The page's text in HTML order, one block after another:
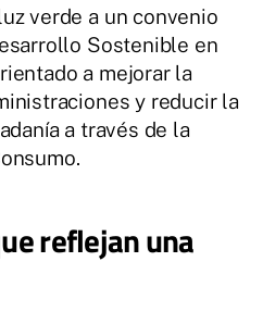
verde a un convenio
Sostenible en
a mejorar la
y reducir la
a través de la
reflejan una